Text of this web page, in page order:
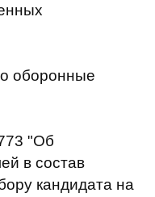
оборонные
"Об
в состав
кандидата на